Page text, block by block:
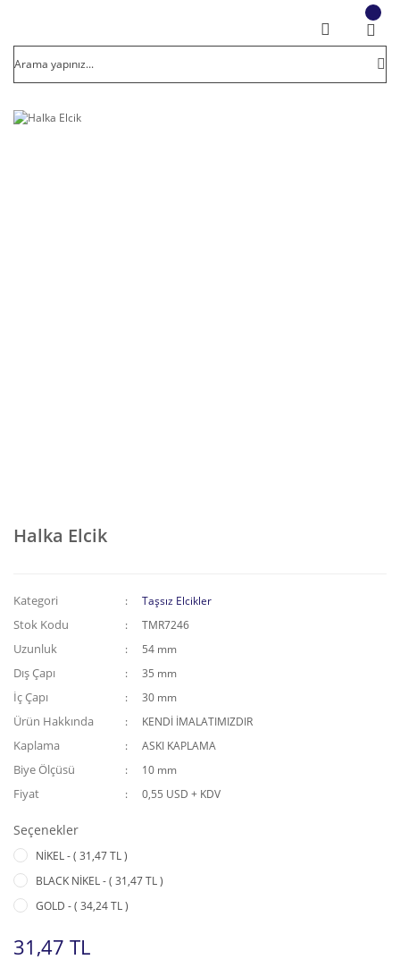
Halka Elcik
Kategori Taşsız Elcikler
Stok Kodu TMR7246
Uzunluk 54 mm
Dış Çapı 35 mm
İç Çapı 30 mm
Ürün Hakkında KENDİ İMALATIMIZDIR
Kaplama ASKI KAPLAMA
Biye Ölçüsü 10 mm
Fiyat 0,55 USD + KDV
Seçenekler
NİKEL - ( 31,47 TL )
BLACK NİKEL - ( 31,47 TL )
GOLD - ( 34,24 TL )
31,47 TL